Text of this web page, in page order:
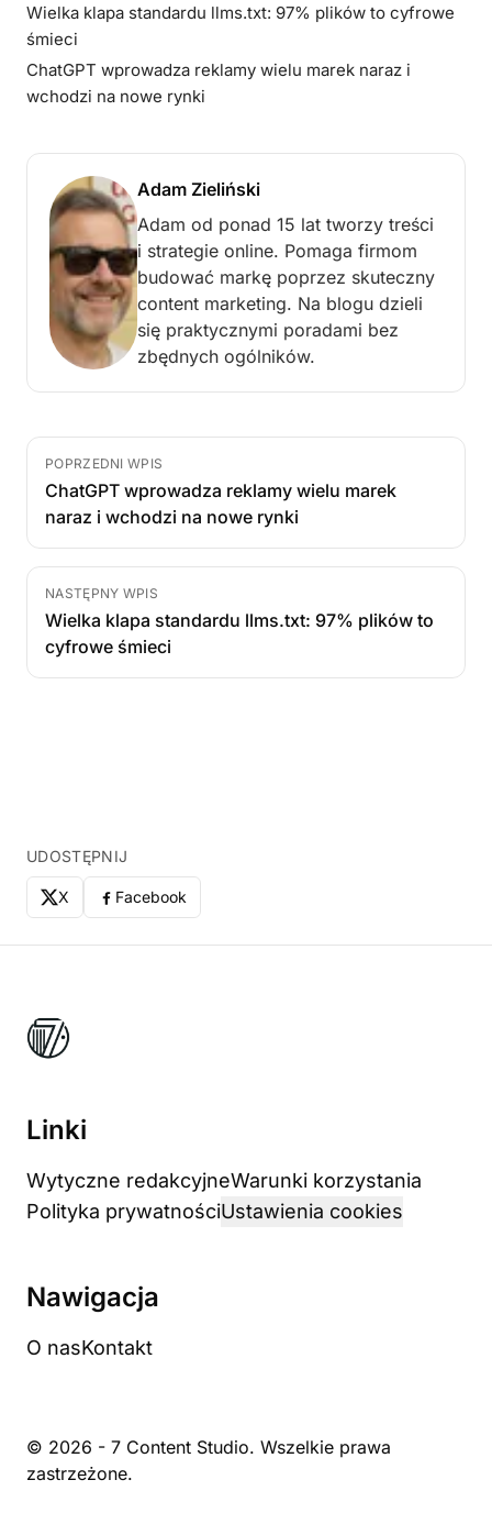
Wielka klapa standardu llms.txt: 97% plików to cyfrowe
śmieci
ChatGPT wprowadza reklamy wielu marek naraz i
wchodzi na nowe rynki
Adam Zieliński
Adam od ponad 15 lat tworzy treści
i strategie online. Pomaga firmom
budować markę poprzez skuteczny
content marketing. Na blogu dzieli
się praktycznymi poradami bez
zbędnych ogólników.
POPRZEDNI WPIS
ChatGPT wprowadza reklamy wielu marek
naraz i wchodzi na nowe rynki
NASTĘPNY WPIS
Wielka klapa standardu llms.txt: 97% plików to
cyfrowe śmieci
UDOSTĘPNIJ
X Facebook
Linki
Wytyczne redakcyjneWarunki korzystania
Polityka prywatnościUstawienia cookies
Nawigacja
O nasKontakt
© 2026 - 7 Content Studio. Wszelkie prawa
zastrzeżone.